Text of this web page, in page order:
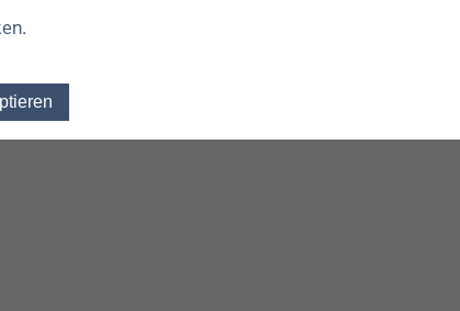
und bilden zusammen den Fremdsprachendienst der
vom 12.06.1986 und der